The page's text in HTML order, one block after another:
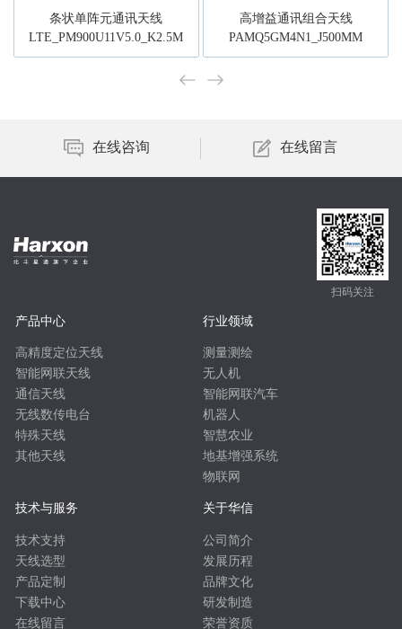
条状单阵元通讯天线
LTE_PM900U11V5.0_K2.5M
高增益通讯组合天线
PAMQ5GM4N1_J500MM
在线咨询 在线留言
扫码关注
产品中心
高精度定位天线
智能网联天线
通信天线
无线数传电台
特殊天线
其他天线
行业领域
测量测绘
无人机
智能网联汽车
机器人
智慧农业
地基增强系统
物联网
技术与服务
技术支持
天线选型
产品定制
下载中心
在线留言
关于华信
公司简介
发展历程
品牌文化
研发制造
荣誉资质